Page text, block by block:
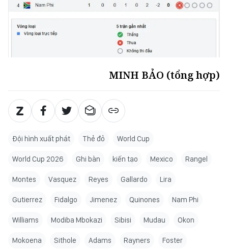
MINH BẢO (tổng hợp)
Đội hình xuất phát Thẻ đỏ World Cup
World Cup 2026 Ghi bàn kiến tạo Mexico Rangel
Montes Vasquez Reyes Gallardo Lira
Gutierrez Fidalgo Jimenez Quinones Nam Phi
Williams Modiba Mbokazi Sibisi Mudau Okon
Mokoena Sithole Adams Rayners Foster